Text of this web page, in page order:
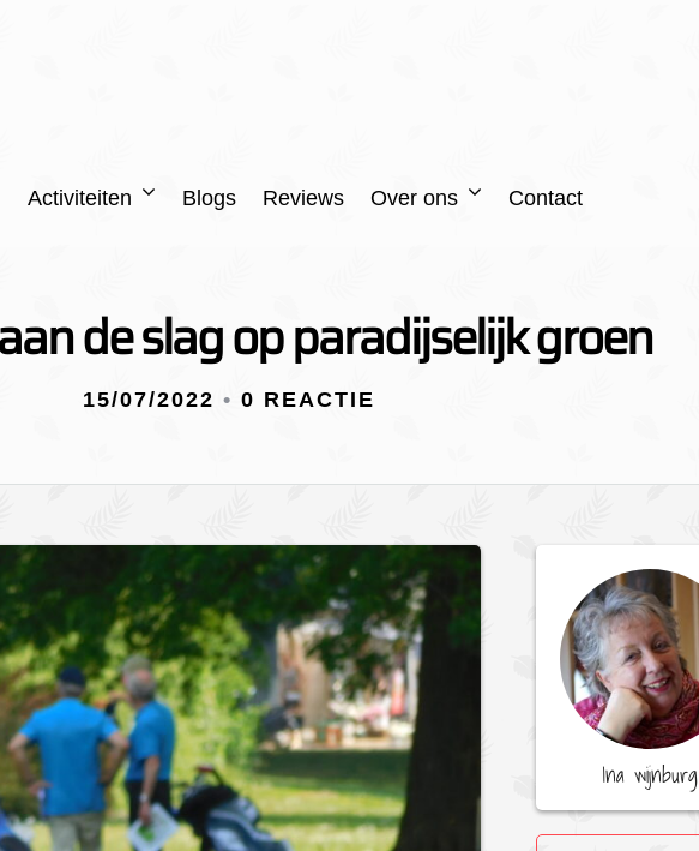
Activiteiten Blogs Reviews Over ons Contact
de slag op paradijselijk groen
15/07/2022 • 0 REACTIE
Ina wijnburg